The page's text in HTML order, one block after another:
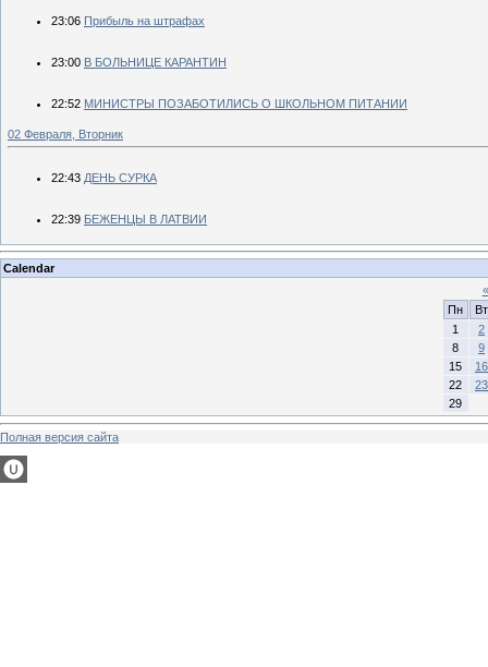
23:06 Прибыль на штрафах
23:00 В БОЛЬНИЦЕ КАРАНТИН
22:52 МИНИСТРЫ ПОЗАБОТИЛИСЬ О ШКОЛЬНОМ ПИТАНИИ
02 Февраля, Вторник
22:43 ДЕНЬ СУРКА
22:39 БЕЖЕНЦЫ В ЛАТВИИ
Calendar
«
Пн
Вт
1
2
8
9
15
16
22
23
29
Полная версия сайта